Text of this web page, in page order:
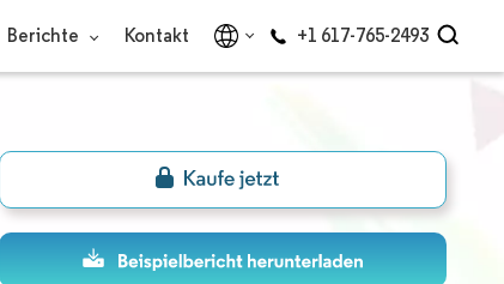
Berichte Kontakt +1 617-765-2493